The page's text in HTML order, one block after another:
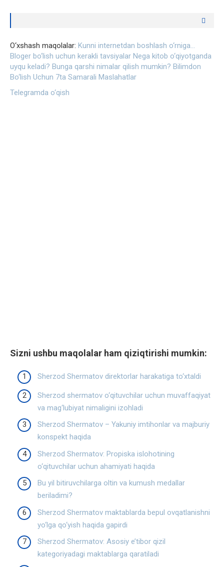
O‘xshash maqolalar: Kunni internetdan boshlash o‘rniga…
Bloger bo‘lish uchun kerakli tavsiyalar Nega kitob o‘qiyotganda
uyqu keladi? Bunga qarshi nimalar qilish mumkin? Bilimdon
Bo‘lish Uchun 7ta Samarali Maslahatlar
Telegramda o‘qish
Sizni ushbu maqolalar ham qiziqtirishi mumkin:
Sherzod Shermatov direktorlar harakatiga to‘xtaldi
Sherzod shermatov o‘qituvchilar uchun muvaffaqiyat
va mag‘lubiyat nimaligini izohladi
Sherzod Shermatov – Yakuniy imtihonlar va majburiy
konspekt haqida
Sherzod Shermatov: Propiska islohotining
o‘qituvchilar uchun ahamiyati haqida
Bu yil bitiruvchilarga oltin va kumush medallar
beriladimi?
Sherzod Shermatov maktablarda bepul ovqatlanishni
yo‘lga qo‘yish haqida gapirdi
Sherzod Shermatov: Asosiy e’tibor qizil
kategoriyadagi maktablarga qaratiladi